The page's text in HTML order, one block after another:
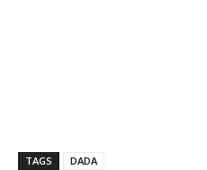
TAGS
DADA